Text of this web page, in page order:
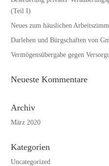
(Teil I)
Neues zum häuslichen
Darlehen und Bürgschaften von
Vermögensübergabe gegen
Neueste Kommentare
Archiv
März 2020
Kategorien
Uncategorized